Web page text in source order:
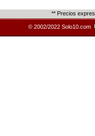
** Precios
© 2002/2022 Solo10.com